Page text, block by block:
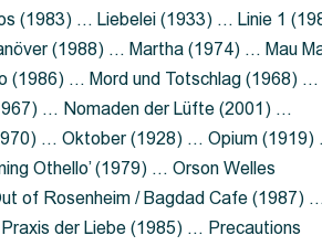
(1983) … Liebelei (1933) … Linie 1
(1988) … Martha (1974) … Mau
(1986) … Mord und Totschlag (1968) …
… Nomaden der Lüfte (2001) …
… Oktober (1928) … Opium (1919)
Othello’ (1979) … Orson Welles
of Rosenheim / Bagdad Cafe (1987) …
der Liebe (1985) … Precautions